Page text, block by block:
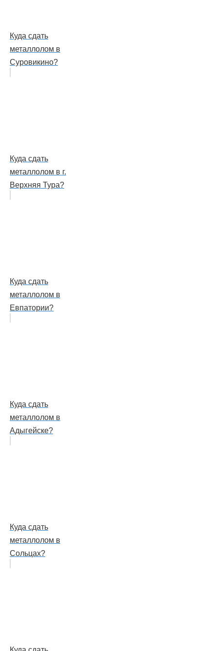
Куда сдать
металлолом в
Суровикино?
Куда сдать
металлолом в г.
Верхняя Тура?
Куда сдать
металлолом в
Евпатории?
Куда сдать
металлолом в
Адыгейске?
Куда сдать
металлолом в
Сольцах?